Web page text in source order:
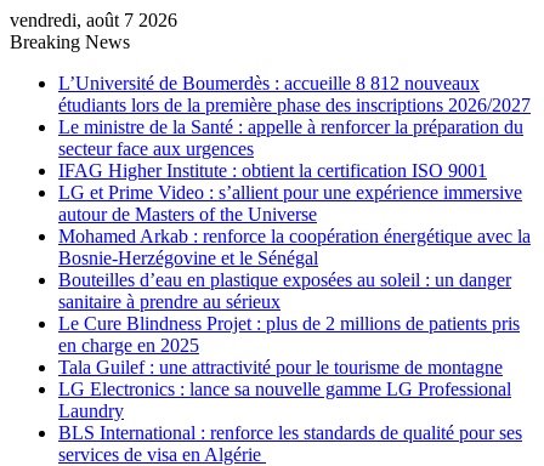
vendredi, août 7 2026
Breaking News
L’Université de Boumerdès : accueille 8 812 nouveaux
étudiants lors de la première phase des inscriptions 2026/2027
Le ministre de la Santé : appelle à renforcer la préparation du
secteur face aux urgences
IFAG Higher Institute : obtient la certification ISO 9001
LG et Prime Video : s’allient pour une expérience immersive
autour de Masters of the Universe
Mohamed Arkab : renforce la coopération énergétique avec la
Bosnie-Herzégovine et le Sénégal
Bouteilles d’eau en plastique exposées au soleil : un danger
sanitaire à prendre au sérieux
Le Cure Blindness Projet : plus de 2 millions de patients pris
en charge en 2025
Tala Guilef : une attractivité pour le tourisme de montagne
LG Electronics : lance sa nouvelle gamme LG Professional
Laundry
BLS International : renforce les standards de qualité pour ses
services de visa en Algérie